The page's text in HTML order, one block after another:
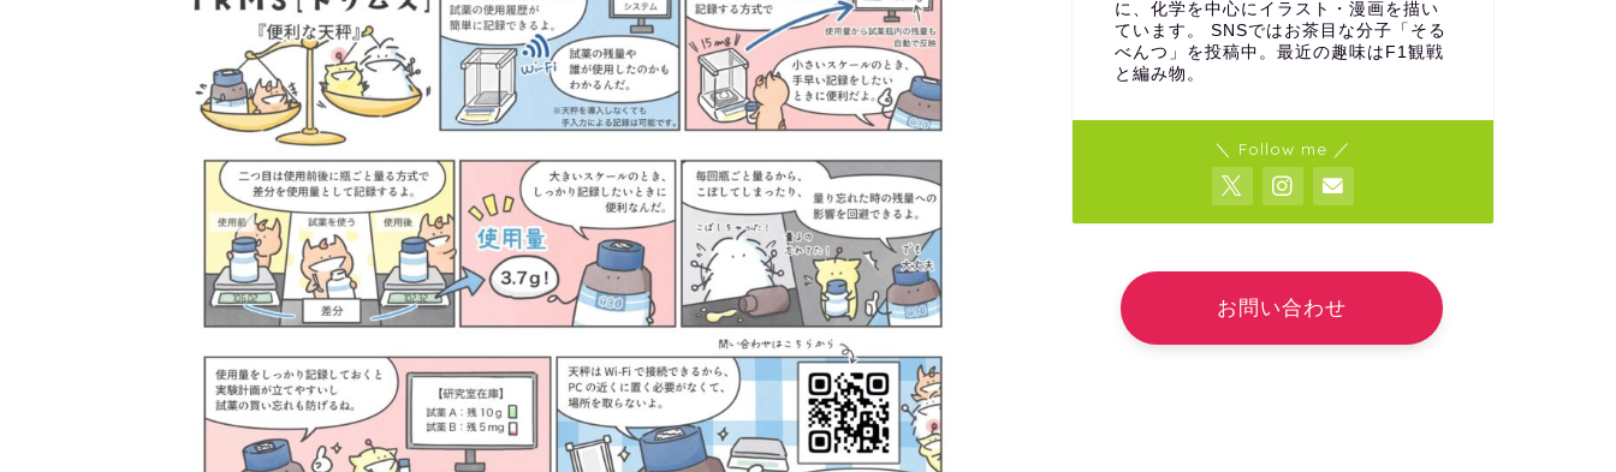
に、化学を中心にイラスト・漫画を描い
ています。 SNSではお茶目な分子「そる
べんつ」を投稿中。最近の趣味はF1観戦
と編み物。
＼ Follow me ／
お問い合わせ